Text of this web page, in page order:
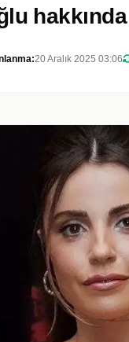
20 Aralık 2025 03:06